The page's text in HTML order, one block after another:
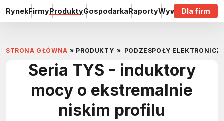
RynekFirmyProduktyGospodarkaRaportyWywiadyDla firm
STRONA GŁÓWNA » PRODUKTY » PODZESPOŁY
Seria TYS - induktory
mocy o ekstremalnie
niskim profilu